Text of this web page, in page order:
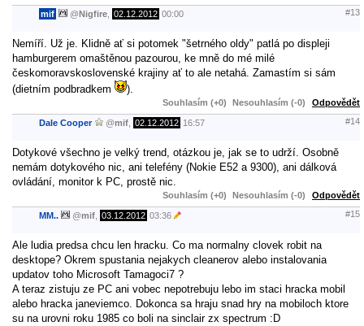
mif @Nigfire 02.12.2012 00:00 #13
Nemíří. Už je. Klidně ať si potomek "šetrného oldy" patlá po displeji
hamburgerem omaštěnou pazourou, ke mně do mé milé
českomoravskoslovenské krajiny ať to ale netahá. Zamastím si sám
(dietním podbradkem
).
Souhlasím (+0) Nesouhlasím (-0) Odpovědět
Dale Cooper @mif 02.12.2012 16:57 #14
Dotykové všechno je velký trend, otázkou je, jak se to udrží. Osobně
nemám dotykového nic, ani telefény (Nokie E52 a 9300), ani dálková
ovládání, monitor k PC, prostě nic.
Souhlasím (+0) Nesouhlasím (-0) Odpovědět
MM.. @mif 03.12.2012 03:36 #15
Ale ludia predsa chcu len hracku. Co ma normalny clovek robit na
desktope? Okrem spustania nejakych cleanerov alebo instalovania
updatov toho Microsoft Tamagoci7 ?
A teraz zistuju ze PC ani vobec nepotrebuju lebo im staci hracka mobil
alebo hracka janeviemco. Dokonca sa hraju snad hry na mobiloch ktore
su na urovni roku 1985 co boli na sinclair zx spectrum :D